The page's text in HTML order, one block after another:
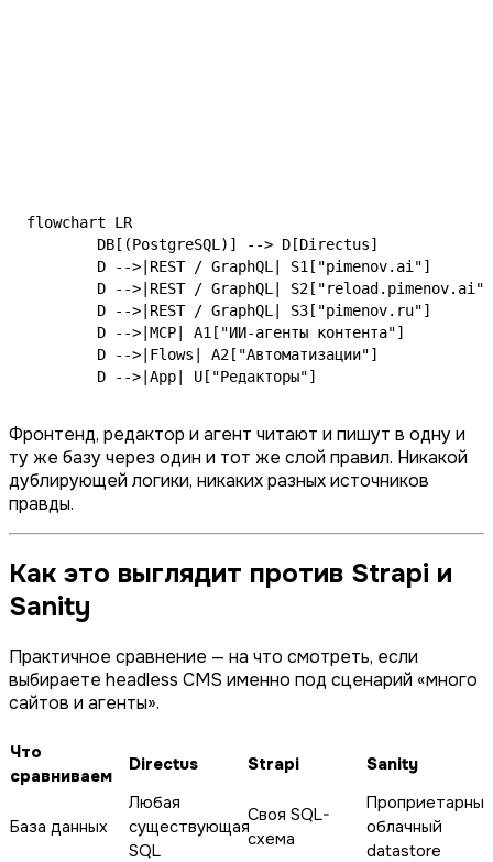
flowchart LR
	D -->|App| U["Редакторы"]
Фронтенд, редактор и агент читают и пишут в одну и
ту же базу через один и тот же слой правил. Никакой
дублирующей логики, никаких разных источников
правды.
Как это выглядит против Strapi и
Sanity
Практичное сравнение — на что смотреть, если
выбираете headless CMS именно под сценарий «много
сайтов и агенты».
Что
сравниваем
Directus Strapi Sanity
База данных
Любая
существующая
SQL
Своя SQL-
схема
Проприетарный
облачный
datastore